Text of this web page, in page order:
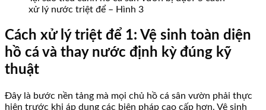
xử lý nước triệt để – Hình 3
Cách xử lý triệt để 1: Vệ sinh toàn diện
hồ cá và thay nước định kỳ đúng kỹ
thuật
Đây là bước nền tảng mà mọi chủ hồ cá sân vườn phải thực
hiện trước khi áp dụng các biện pháp cao cấp hơn. Vệ sinh